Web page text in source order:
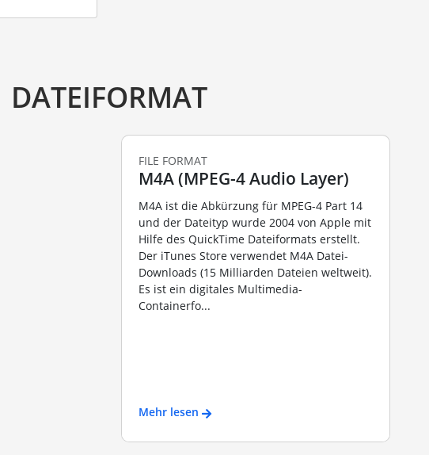
DATEIFORMAT
FILE FORMAT
M4A (MPEG-4 Audio Layer)
M4A ist die Abkürzung für MPEG-4 Part 14
und der Dateityp wurde 2004 von Apple mit
Hilfe des QuickTime Dateiformats erstellt.
Der iTunes Store verwendet M4A Datei-
Downloads (15 Milliarden Dateien weltweit).
Es ist ein digitales Multimedia-
Containerfo...
Mehr lesen